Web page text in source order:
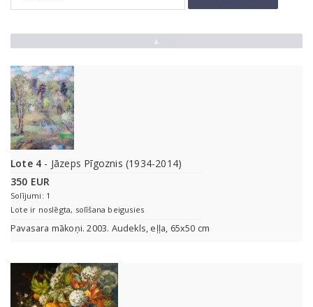
Lote 4 - Jāzeps Pīgoznis (1934-2014)
350 EUR
Solījumi: 1
Lote ir noslēgta, solīšana beigusies
Pavasara mākoņi. 2003. Audekls, eļļa, 65x50 cm